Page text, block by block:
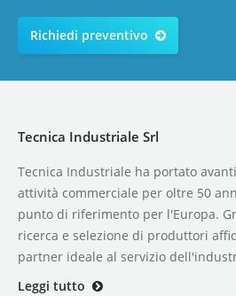
Richiedi preventivo
Tecnica Industriale Srl
Tecnica Industriale ha portato
attività commerciale per oltre 50
punto di riferimento per l'Europa.
ricerca e selezione di produttori
partner ideale al servizio
Leggi tutto